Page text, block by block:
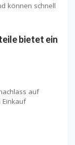
können schnell
bietet ein
auf